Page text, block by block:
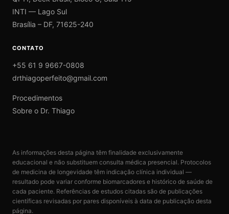
INTI — Lago Sul
Brasília – DF, 71625-240
CONTATO
+55 61 9 9667-0808
drthiagoperfeito@gmail.com
Procedimentos
Sobre o Dr. Thiago
As informações desta página têm finalidade exclusivamente
educacional e não substituem consulta médica presencial. Protocolos
de medicina de longevidade têm indicação clínica individual —
resultado pode variar conforme biomarcadores e histórico de saúde de
cada paciente. Referências de estudos citadas são de publicações
científicas revisadas por pares disponíveis à data de publicação desta
página.